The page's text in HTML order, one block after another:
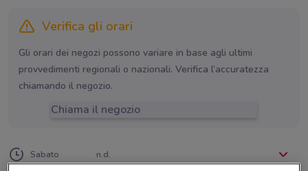
Verifica gli orari
Gli orari dei negozi possono variare in base agli ultimi
provvedimenti regionali o nazionali. Verifica l’accuratezza
chiamando il negozio.
Chiama il negozio
Sabato n.d.
Domenica n.d.